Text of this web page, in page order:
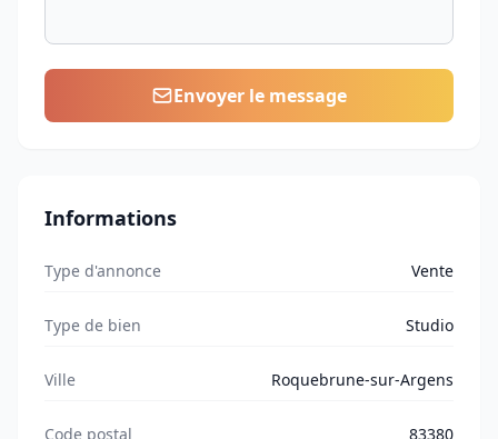
Envoyer le message
Informations
Type d'annonce Vente
Type de bien Studio
Ville Roquebrune-sur-Argens
Code postal 83380